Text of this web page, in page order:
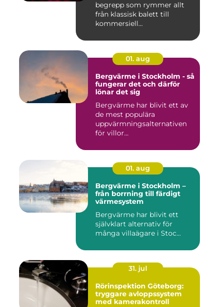
begrepp som rymmer allt
från klassisk balett till
kommersiell...
01. aug
Bergvärme i Stockholm - så
fungerar det och därför
lönar det sig
Bergvärme har blivit ett av
de mest populära
uppvärmningsalternativen
för villor...
01. aug
Bergvärme i Stockholm –
från borrning till färdigt
värmesystem
Bergvärme har blivit ett
självklart alternativ för
många villaägare i Stoc...
31. jul
Rörinspektion Göteborg:
tryggare avloppssystem
med kamerakontroll